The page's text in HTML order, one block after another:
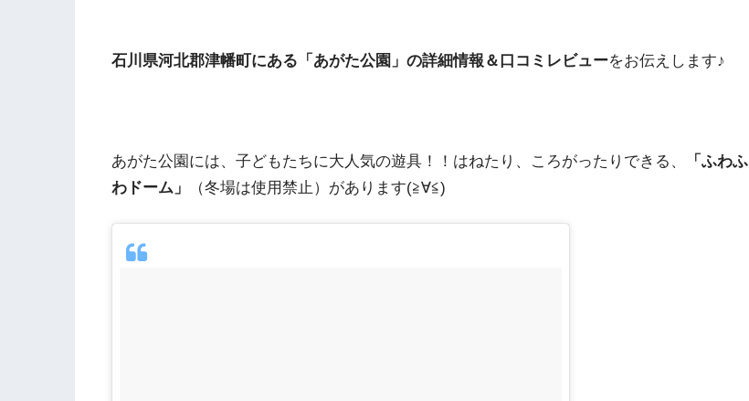
石川県河北郡津幡町にある「あがた公園」の詳細情報＆口コミレビューをお伝えします♪
あがた公園には、子どもたちに大人気の遊具！！はねたり、ころがったりできる、
「ふわふ
わドーム」
（冬場は使用禁止）があります(≧∀≦)